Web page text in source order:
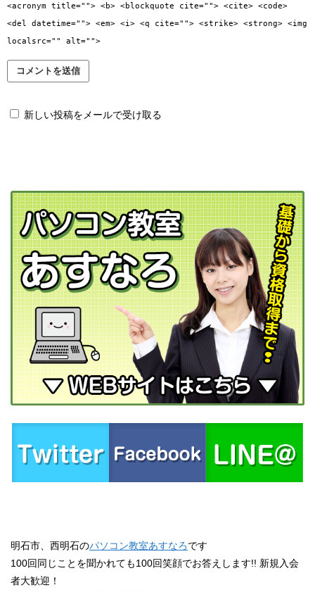
<acronym title=""> <b> <blockquote cite=""> <cite> <code>
<del datetime=""> <em> <i> <q cite=""> <strike> <strong> <img
localsrc="" alt="">
新しい投稿をメールで受け取る
明石市、西明石のパソコン教室あすなろです
100回同じことを聞かれても100回笑顔でお答えします!! 新規入会
者大歓迎！